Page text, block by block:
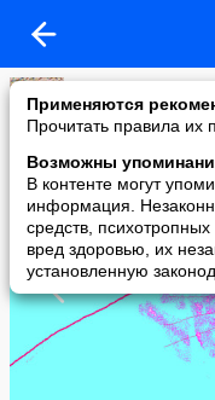
Применяются
Прочитать правила
Возможны
В контенте могут
информация.
средств,
вред здоровью, их
установленную
Союз
added a photo
31 Jan в 12:39